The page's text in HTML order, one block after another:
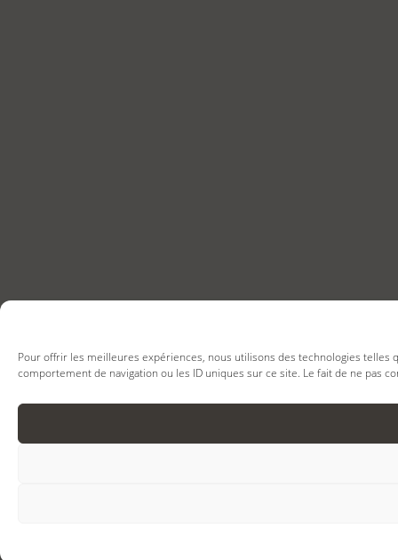
Pour offrir les meilleures expériences, nous utilisons des technologies
comportement de navigation ou les ID uniques sur ce site. Le fait de ne